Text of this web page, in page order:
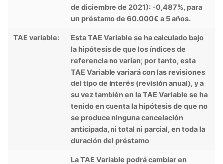
de diciembre de 2021): -0,487%, para
un préstamo de 60.000€ a 5 años.
TAE variable:
Esta TAE Variable se ha calculado bajo
la hipótesis de que los índices de
referencia no varían; por tanto, esta
TAE Variable variará con las revisiones
del tipo de interés (revisión anual), y a
su vez también en la TAE Variable se ha
tenido en cuenta la hipótesis de que no
se produce ninguna cancelación
anticipada, ni total ni parcial, en toda la
duración del préstamo
La TAE Variable podrá cambiar en